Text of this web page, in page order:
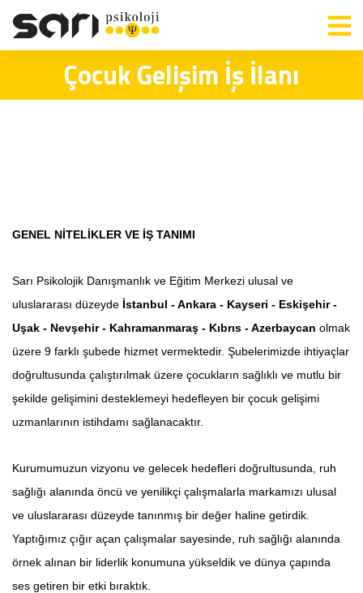
Çocuk Gelişim İş İlanı
GENEL NİTELİKLER VE İŞ TANIMI
Sarı Psikolojik Danışmanlık ve Eğitim Merkezi ulusal ve
uluslararası düzeyde İstanbul - Ankara - Kayseri - Eskişehir -
Uşak - Nevşehir - Kahramanmaraş - Kıbrıs - Azerbaycan olmak
üzere 9 farklı şubede hizmet vermektedir. Şubelerimizde ihtiyaçlar
doğrultusunda çalıştırılmak üzere çocukların sağlıklı ve mutlu bir
şekilde gelişimini desteklemeyi hedefleyen bir çocuk gelişimi
uzmanlarının istihdamı sağlanacaktır.
Kurumumuzun vizyonu ve gelecek hedefleri doğrultusunda, ruh
sağlığı alanında öncü ve yenilikçi çalışmalarla markamızı ulusal
ve uluslararası düzeyde tanınmış bir değer haline getirdik.
Yaptığımız çığır açan çalışmalar sayesinde, ruh sağlığı alanında
örnek alınan bir liderlik konumuna yükseldik ve dünya çapında
ses getiren bir etki bıraktık.